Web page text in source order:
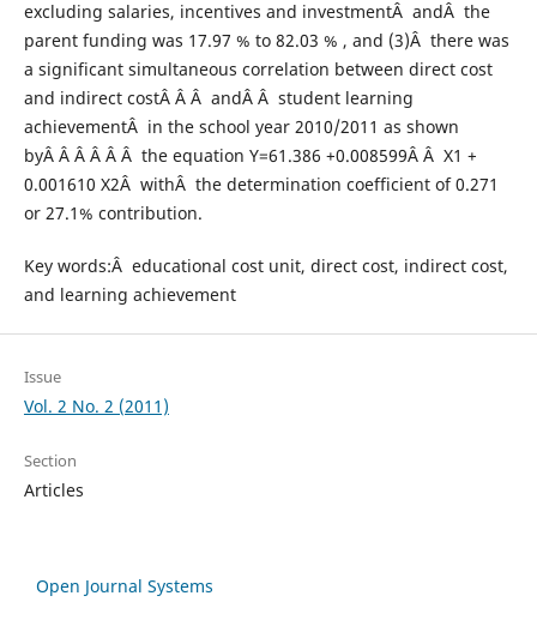
excluding salaries, incentives and investmentÂ andÂ the
parent funding was 17.97 % to 82.03 % , and (3)Â there was
a significant simultaneous correlation between direct cost
and indirect costÂ Â Â andÂ Â student learning
achievementÂ in the school year 2010/2011 as shown
byÂ Â Â Â Â Â the equation Y=61.386 +0.008599Â Â X1 +
0.001610 X2Â withÂ the determination coefficient of 0.271
or 27.1% contribution.
Key words:Â educational cost unit, direct cost, indirect cost,
and learning achievement
Issue
Vol. 2 No. 2 (2011)
Section
Articles
Open Journal Systems